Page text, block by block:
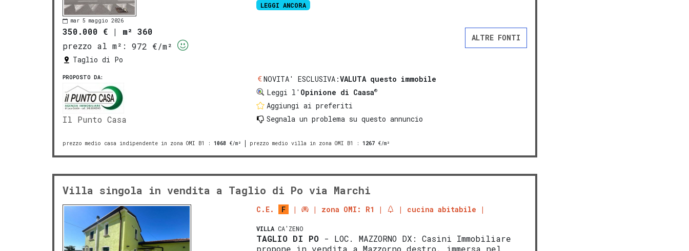
mar 5 maggio 2026
350.000 € | m² 360
prezzo al m²:
972 €/m²
Taglio di Po
PROPOSTO DA:
Il Punto Casa
LEGGI ANCORA
ALTRE FONTI
NOVITA' ESCLUSIVA:VALUTA questo immobile
Leggi l' Opinione di Caasa®
Aggiungi ai preferiti
Segnala un problema su questo annuncio
prezzo medio casa indipendente in zona OMI B1 : 1068 €/m² prezzo medio villa in zona OMI B1 : 1267 €/m²
Villa singola in vendita a Taglio di Po via Marchi
C.E. F zona OMI: R1 cucina abitabile
VILLA CA'ZENO
TAGLIO DI PO - LOC. MAZZORNO DX: Casini Immobiliare
propone in vendita a Mazzorno destro, immersa nel